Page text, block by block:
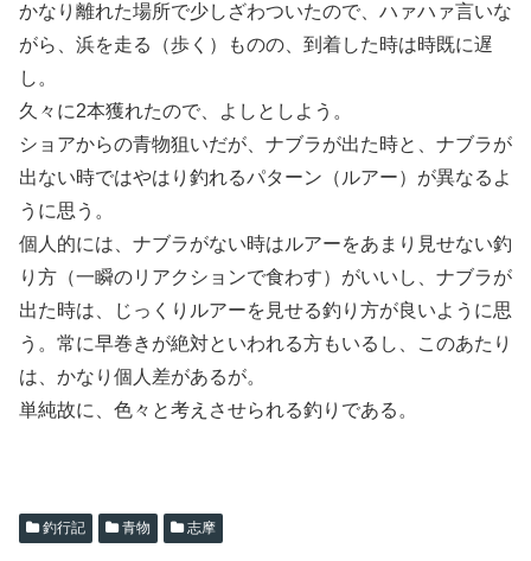
かなり離れた場所で少しざわついたので、ハァハァ言いな
がら、浜を走る（歩く）ものの、到着した時は時既に遅
し。
久々に2本獲れたので、よしとしよう。
ショアからの青物狙いだが、ナブラが出た時と、ナブラが
出ない時ではやはり釣れるパターン（ルアー）が異なるよ
うに思う。
個人的には、ナブラがない時はルアーをあまり見せない釣
り方（一瞬のリアクションで食わす）がいいし、ナブラが
出た時は、じっくりルアーを見せる釣り方が良いように思
う。常に早巻きが絶対といわれる方もいるし、このあたり
は、かなり個人差があるが。
単純故に、色々と考えさせられる釣りである。
釣行記 青物 志摩